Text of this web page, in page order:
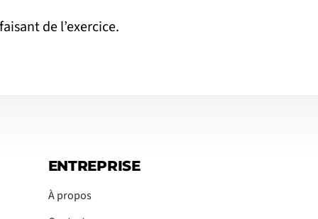
de l’exercice.
ENTREPRISE
À propos